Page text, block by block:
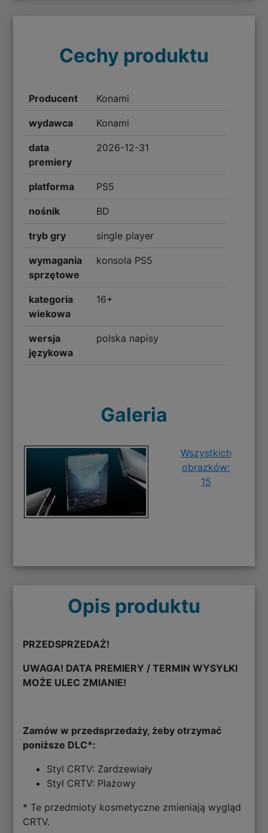
Cechy produktu
Producent Konami
wydawca Konami
data
premiery
2026-12-31
platforma PS5
nośnik BD
tryb gry single player
wymagania
sprzętowe
konsola PS5
kategoria
wiekowa
16+
wersja
językowa
polska napisy
Galeria
Wszystkich
obrazków:
15
Opis produktu
PRZEDSPRZEDAŻ!
UWAGA! DATA PREMIERY / TERMIN WYSYŁKI
MOŻE ULEC ZMIANIE!
Zamów w przedsprzedaży, żeby otrzymać
poniższe DLC*:
Styl CRTV: Zardzewiały
Styl CRTV: Plażowy
* Te przedmioty kosmetyczne zmieniają wygląd
CRTV.